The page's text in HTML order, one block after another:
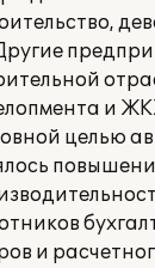
и
целью
и